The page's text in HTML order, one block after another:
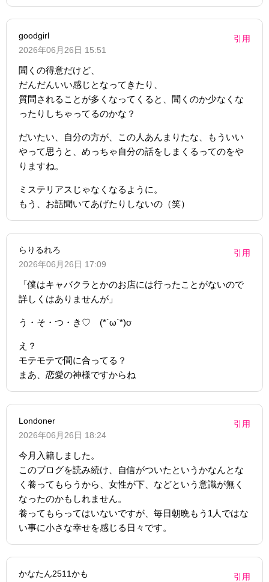
goodgirl
2026年06月26日 15:51
引用
聞くの得意だけど、
だんだんいい感じとなってきたり、
質問されることが多くなってくると、聞くのか少なくな
ったりしちゃってるのかな？
だいたい、自分の方が、この人あんまりたな、もういい
やって思うと、めっちゃ自分の話をしまくるってのをや
りますね。
ミステリアスじゃなくなるように。
もう、お話聞いてあげたりしないの（笑）
らりるれろ
2026年06月26日 17:09
引用
「僕はキャバクラとかのお店には行ったことがないので
詳しくはありませんが」
う・そ・つ・き♡ (*´ω`*)σ
え？
モテモテで間に合ってる？
まあ、恋愛の神様ですからね
Londoner
2026年06月26日 18:24
引用
今月入籍しました。
このブログを読み続け、自信がついたというかなんとな
く養ってもらうから、女性が下、などという意識が無く
なったのかもしれません。
養ってもらってはいないですが、毎日朝晩もう1人ではな
い事に小さな幸せを感じる日々です。
かなたん2511かも
引用